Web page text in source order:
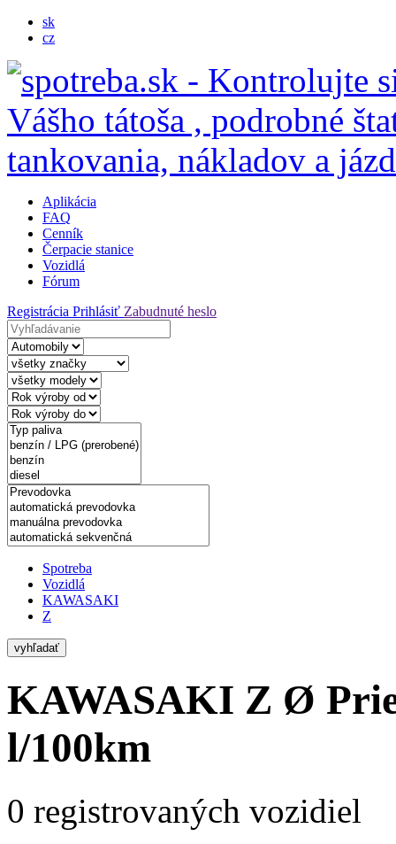
sk
cz
Aplikácia
FAQ
Cenník
Čerpacie stanice
Vozidlá
Fórum
Registrácia Prihlásiť Zabudnuté heslo
Spotreba
Vozidlá
KAWASAKI
Z
vyhľadať
KAWASAKI Z Ø
l/100km
0 registrovaných vozidiel